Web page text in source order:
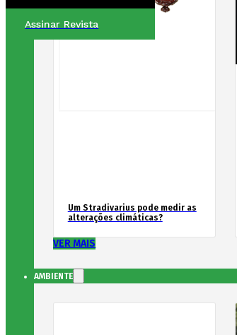
Assinar Revista
Um Stradivarius pode medir as
alterações climáticas?
VER MAIS
AMBIENTE